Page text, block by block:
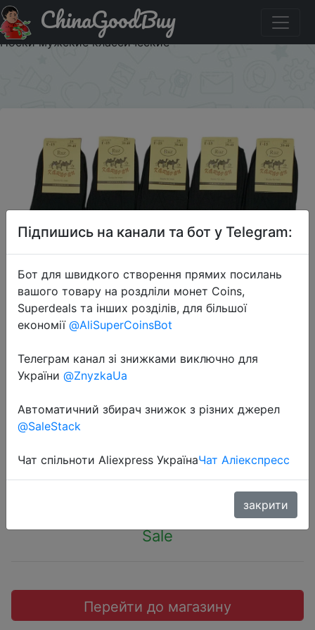
Знижка на Носки мужские набор из 10 пар/
Караван/25,27,29,31 размер/Носки мужские черные/
Носки мужские классические
ChinaGoodBuy
Носки мужские набор из 10 пар/
Караван/25,27,29,31 размер/Носки
мужские черные/Носки мужские
классические
390 руб.
Sale
Перейти до магазину
Підпишись на канали та бот у Telegram:
Бот для швидкого створення прямих посилань
вашого товару на роздліли монет Coins,
Superdeals та інших розділів, для більшої
економії @AliSuperCoinsBot
Телеграм канал зі знижками виключно для
України @ZnyzkaUa
Автоматичний збирач знижок з різних джерел
@SaleStack
Чат спільноти Aliexpress УкраїнаЧат Аліекспресс
закрити